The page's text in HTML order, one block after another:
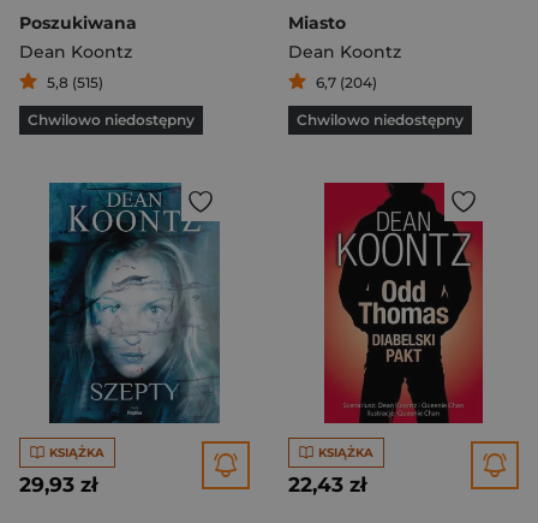
Poszukiwana
Dean Koontz
5,8 (515)
Chwilowo niedostępny
Miasto
Dean Koontz
6,7 (204)
Chwilowo niedostępny
KSIĄŻKA
29,93 zł
KSIĄŻKA
22,43 zł